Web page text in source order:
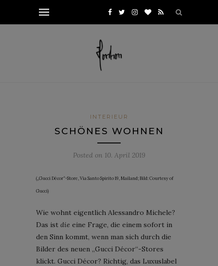
INTERIEUR
SCHÖNES WOHNEN
Posted on 10. April 2019
(„Gucci Décor“-Store, Via Santo Spirito 19, Mailand; Bild: Courtesy of
Gucci)
Wie wohnt eigentlich Alessandro Michele?
Das ist die eine Frage, die einem sofort in
den Sinn kommt, wenn man sich durch die
Bilder des neuen „Gucci Décor“-Stores
klickt. Gucci Décor? Richtig, das Luxuslabel